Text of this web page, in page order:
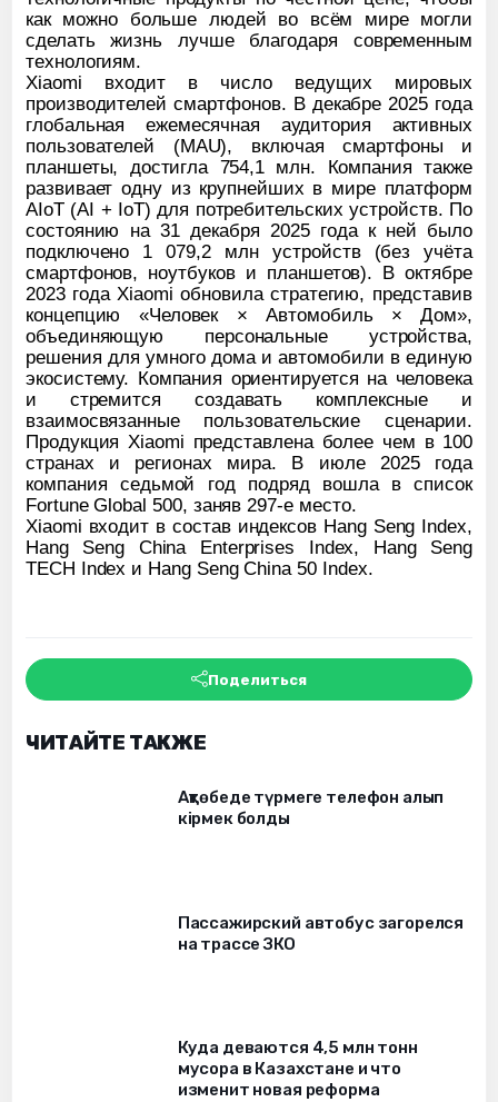
как можно больше людей во всём мире могли
сделать жизнь лучше благодаря современным
технологиям.
Xiaomi входит в число ведущих мировых
производителей смартфонов. В декабре 2025 года
глобальная ежемесячная аудитория активных
пользователей (MAU), включая смартфоны и
планшеты, достигла 754,1 млн. Компания также
развивает одну из крупнейших в мире платформ
AIoT (AI + IoT) для потребительских устройств. По
состоянию на 31 декабря 2025 года к ней было
подключено 1 079,2 млн устройств (без учёта
смартфонов, ноутбуков и планшетов). В октябре
2023 года Xiaomi обновила стратегию, представив
концепцию «Человек × Автомобиль × Дом»,
объединяющую персональные устройства,
решения для умного дома и автомобили в единую
экосистему. Компания ориентируется на человека
и стремится создавать комплексные и
взаимосвязанные пользовательские сценарии.
Продукция Xiaomi представлена более чем в 100
странах и регионах мира. В июле 2025 года
компания седьмой год подряд вошла в список
Fortune Global 500, заняв 297-е место.
Xiaomi входит в состав индексов Hang Seng Index,
Hang Seng China Enterprises Index, Hang Seng
TECH Index и Hang Seng China 50 Index.
Поделиться
ЧИТАЙТЕ ТАКЖЕ
Ақтөбеде түрмеге телефон алып
кірмек болды
Пассажирский автобус загорелся
на трассе ЗКО
Куда деваются 4,5 млн тонн
мусора в Казахстане и что
изменит новая реформа